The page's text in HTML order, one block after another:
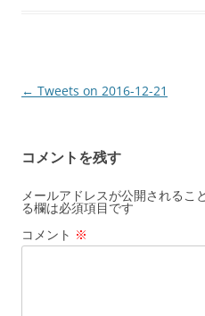
投
ビ
ゲ
ー
シ
← Tweets on 2016-12-21
コメントを残す
メールアドレスが公開されるこ
る欄は必須項目です
コメント ※